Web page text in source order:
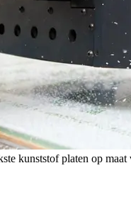
kunststof platen op